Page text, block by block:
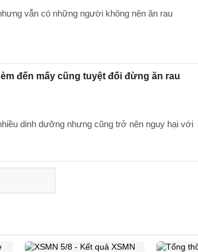
vẫn có những người không nên ăn rau
đến mấy cũng tuyệt đối đừng ăn rau
dinh dưỡng nhưng cũng trở nên nguy hại với